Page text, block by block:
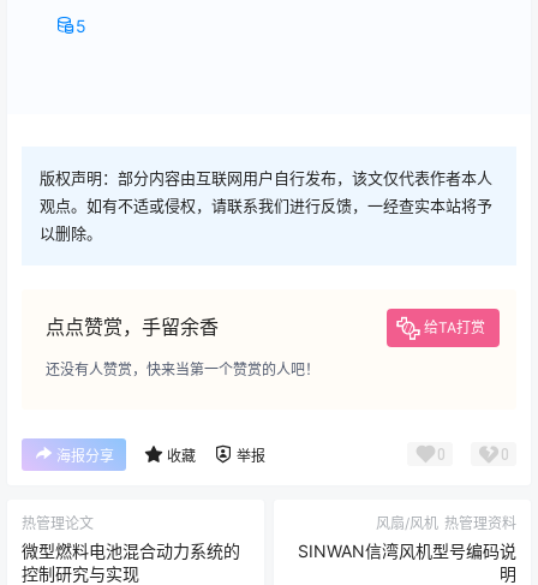
5
版权声明：部分内容由互联网用户自行发布，该文仅代表作者本人
观点。如有不适或侵权，请联系我们进行反馈，一经查实本站将予
以删除。
点点赞赏，手留余香 给TA打赏
还没有人赞赏，快来当第一个赞赏的人吧！
海报分享 收藏 举报 0 0
热管理论文
微型燃料电池混合动力系统的
控制研究与实现
风扇/风机 热管理资料
SINWAN信湾风机型号编码说
明